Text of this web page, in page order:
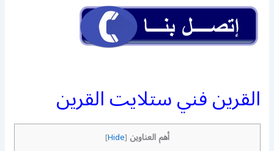
القرين فني ستلايت القرين
أهم العناوين [
Hide
]